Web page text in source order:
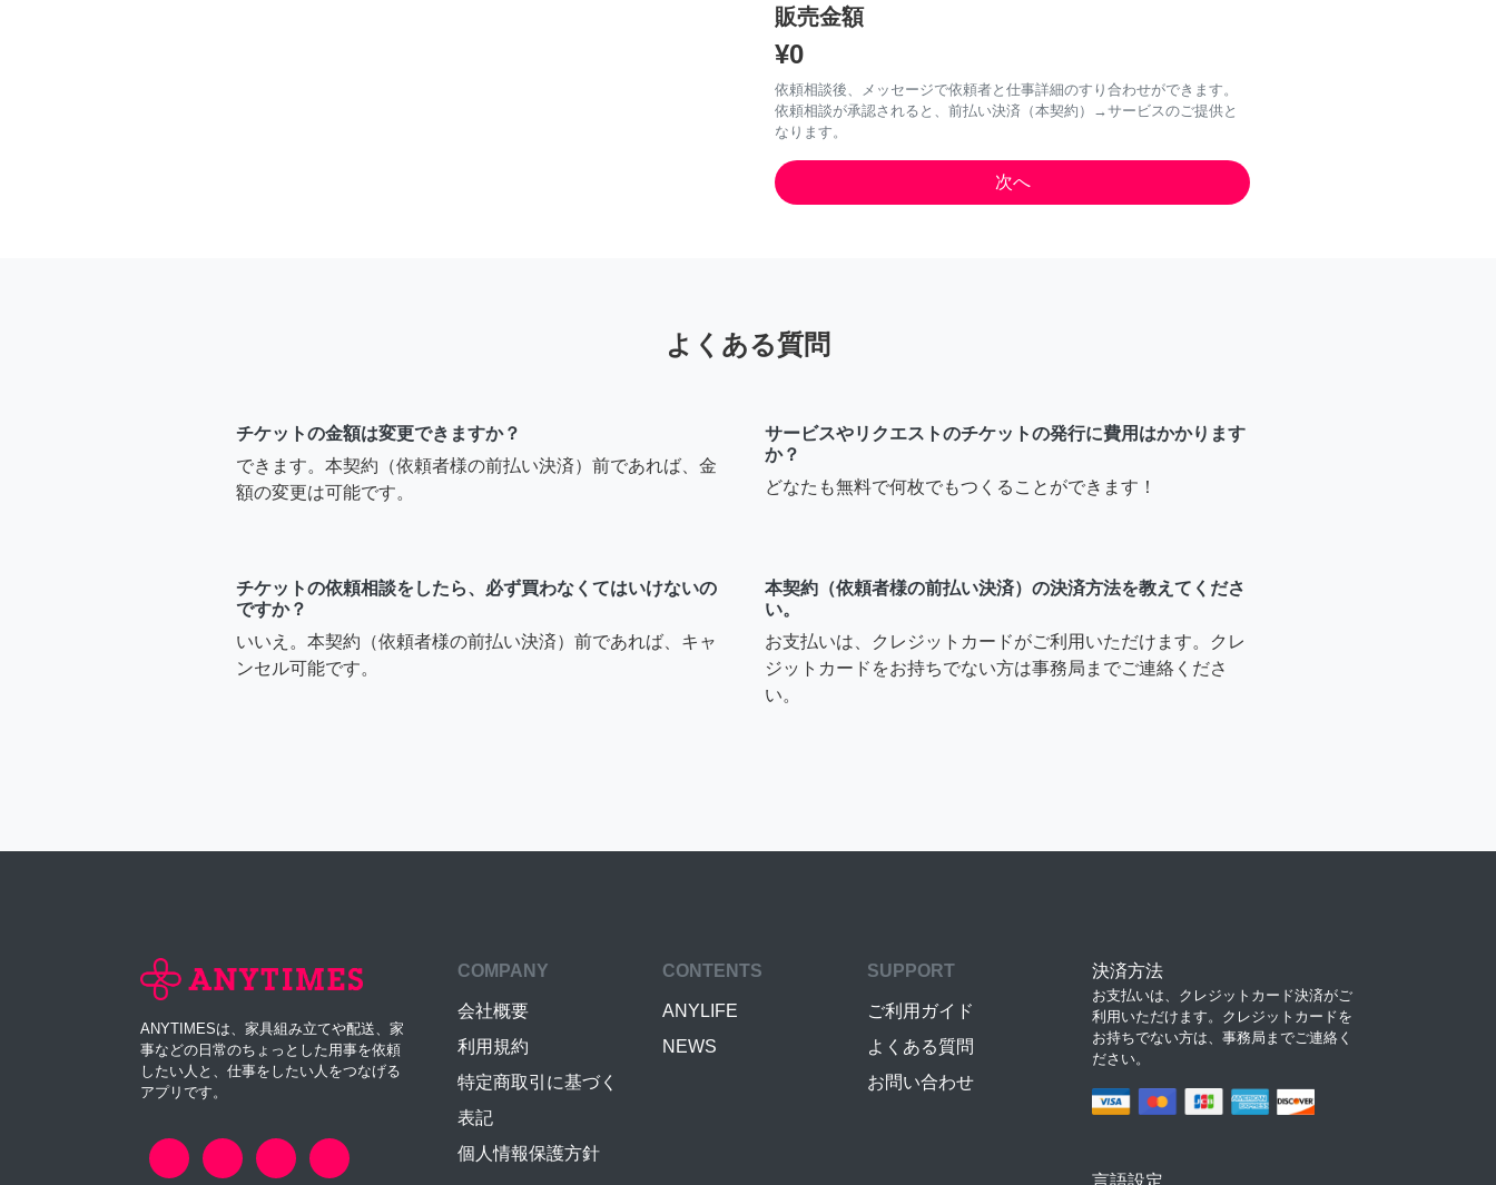
販売金額
¥0
依頼相談後、メッセージで依頼者と仕事詳細のすり合わせができます。
依頼相談が承認されると、前払い決済（本契約）→サービスのご提供と
なります。
よくある質問
チケットの金額は変更できますか？
できます。本契約（依頼者様の前払い決済）前であれば、金
額の変更は可能です。
サービスやリクエストのチケットの発行に費用はかかります
か？
どなたも無料で何枚でもつくることができます！
チケットの依頼相談をしたら、必ず買わなくてはいけないの
ですか？
いいえ。本契約（依頼者様の前払い決済）前であれば、キャ
ンセル可能です。
本契約（依頼者様の前払い決済）の決済方法を教えてくださ
い。
お支払いは、クレジットカードがご利用いただけます。クレ
ジットカードをお持ちでない方は事務局までご連絡くださ
い。
ANYTIMESは、家具組み立てや配送、家
事などの日常のちょっとした用事を依頼
したい人と、仕事をしたい人をつなげる
アプリです。
COMPANY
会社概要
利用規約
特定商取引に基づく
表記
個人情報保護方針
CONTENTS
ANYLIFE
NEWS
SUPPORT
ご利用ガイド
よくある質問
お問い合わせ
決済方法
お支払いは、クレジットカード決済がご
利用いただけます。クレジットカードを
お持ちでない方は、事務局までご連絡く
ださい。
言語設定